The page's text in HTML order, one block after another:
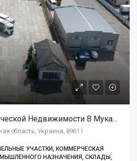
Продажа Коммерческой Недвижимости В Мукачево, Автомобилистов, 7
область, Украина, 89611
УЧАСТКИ, КОММЕРЧЕСКАЯ
НАЗНАЧЕНИЯ, СКЛАДЫ,